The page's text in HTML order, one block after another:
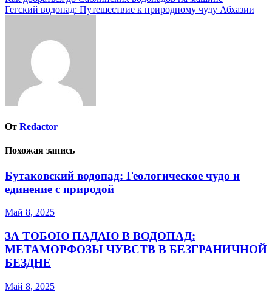
по
Гегский водопад: Путешествие к природному чуду Абхазии
От Redactor
Похожая запись
Бутаковский водопад: Геологическое чудо и
единение с природой
Май 8, 2025
ЗА ТОБОЮ ПАДАЮ В ВОДОПАД:
МЕТАМОРФОЗЫ ЧУВСТВ В БЕЗГРАНИЧНОЙ
БЕЗДНЕ
Май 8, 2025